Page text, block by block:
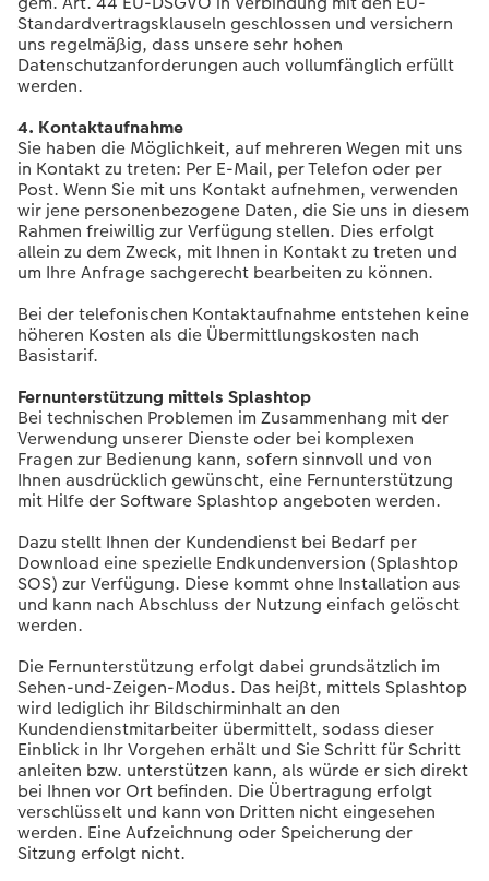
Standardvertragsklauseln geschlossen und versichern
uns regelmäßig, dass unsere sehr hohen
Datenschutzanforderungen auch vollumfänglich erfüllt
werden.
4. Kontaktaufnahme
Sie haben die Möglichkeit, auf mehreren Wegen mit uns
in Kontakt zu treten: Per E-Mail, per Telefon oder per
Post. Wenn Sie mit uns Kontakt aufnehmen, verwenden
wir jene personenbezogene Daten, die Sie uns in diesem
Rahmen freiwillig zur Verfügung stellen. Dies erfolgt
allein zu dem Zweck, mit Ihnen in Kontakt zu treten und
um Ihre Anfrage sachgerecht bearbeiten zu können.
Bei der telefonischen Kontaktaufnahme entstehen keine
höheren Kosten als die Übermittlungskosten nach
Basistarif.
Fernunterstützung mittels Splashtop
Bei technischen Problemen im Zusammenhang mit der
Verwendung unserer Dienste oder bei komplexen
Fragen zur Bedienung kann, sofern sinnvoll und von
Ihnen ausdrücklich gewünscht, eine Fernunterstützung
mit Hilfe der Software Splashtop angeboten werden.
Dazu stellt Ihnen der Kundendienst bei Bedarf per
Download eine spezielle Endkundenversion (Splashtop
SOS) zur Verfügung. Diese kommt ohne Installation aus
und kann nach Abschluss der Nutzung einfach gelöscht
werden.
Die Fernunterstützung erfolgt dabei grundsätzlich im
Sehen-und-Zeigen-Modus. Das heißt, mittels Splashtop
wird lediglich ihr Bildschirminhalt an den
Kundendienstmitarbeiter übermittelt, sodass dieser
Einblick in Ihr Vorgehen erhält und Sie Schritt für Schritt
anleiten bzw. unterstützen kann, als würde er sich direkt
bei Ihnen vor Ort befinden. Die Übertragung erfolgt
verschlüsselt und kann von Dritten nicht eingesehen
werden. Eine Aufzeichnung oder Speicherung der
Sitzung erfolgt nicht.